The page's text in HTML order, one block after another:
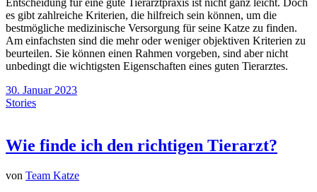
es gibt zahlreiche Kriterien, die hilfreich sein können, um die
bestmögliche medizinische Versorgung für seine Katze zu finden.
Am einfachsten sind die mehr oder weniger objektiven Kriterien zu
beurteilen. Sie können einen Rahmen vorgeben, sind aber nicht
unbedingt die wichtigsten Eigenschaften eines guten Tierarztes.
30. Januar 2023
Stories
Wie finde ich den richtigen Tierarzt?
von Team Katze